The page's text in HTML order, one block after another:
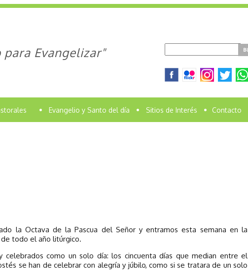
para Evangelizar"
• Evangelio y Santo del día • Sitios de Interés • Contacto
la Octava de la Pascua del Señor y entramos esta semana en la
todo el año litúrgico.
celebrados como un solo día: los cincuenta días que median entre el
se han de celebrar con alegría y júbilo, como si se tratara de un solo